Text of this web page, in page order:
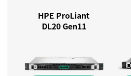
HPE ProLiant
DL20 Gen11